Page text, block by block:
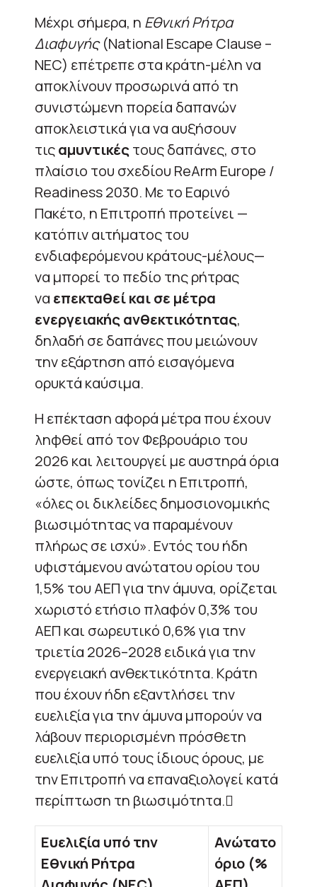
Μέχρι σήμερα, η Εθνική Ρήτρα
Διαφυγής(National Escape Clause –
NEC) επέτρεπε στα κράτη-μέλη να
αποκλίνουν προσωρινά από τη
συνιστώμενη πορεία δαπανών
αποκλειστικά για να αυξήσουν
τιςαμυντικέςτους δαπάνες, στο
πλαίσιο του σχεδίου ReArm Europe /
Readiness 2030. Με το Εαρινό
Πακέτο, η Επιτροπή προτείνει —
κατόπιν αιτήματος του
ενδιαφερόμενου κράτους-μέλους—
να μπορεί το πεδίο της ρήτρας
να επεκταθεί και σε μέτρα
ενεργειακής ανθεκτικότητας,
δηλαδή σε δαπάνες που μειώνουν
την εξάρτηση από εισαγόμενα
ορυκτά καύσιμα.
Η επέκταση αφορά μέτρα που έχουν
ληφθεί από τον Φεβρουάριο του
2026 και λειτουργεί με αυστηρά όρια
ώστε, όπως τονίζει η Επιτροπή,
«όλες οι δικλείδες δημοσιονομικής
βιωσιμότητας να παραμένουν
πλήρως σε ισχύ». Εντός του ήδη
υφιστάμενου ανώτατου ορίου του
1,5% του ΑΕΠ για την άμυνα, ορίζεται
χωριστό ετήσιο πλαφόν 0,3% του
ΑΕΠ και σωρευτικό 0,6% για την
τριετία 2026–2028 ειδικά για την
ενεργειακή ανθεκτικότητα. Κράτη
που έχουν ήδη εξαντλήσει την
ευελιξία για την άμυνα μπορούν να
λάβουν περιορισμένη πρόσθετη
ευελιξία υπό τους ίδιους όρους, με
την Επιτροπή να επαναξιολογεί κατά
περίπτωση τη βιωσιμότητα.
Ευελιξία υπό την
Εθνική Ρήτρα
Ανώτατο
όριο (%